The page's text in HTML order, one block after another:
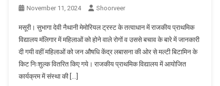
November 11, 2024 Shoorveer
मसूरी। सुभागा देवी नैथानी मेमोरियल ट्रस्ट के तत्वाधान में राजकीय प्राथमिक
विद्यालय मंलिगार में महिलाओं को होने वाले रोगों व उससे बचाव के बारे में जानकारी
दी गयी वहीं महिलाओं को जन औषधि केंद्र लबासना की ओर से मल्टी बिटामिन के
किट निःशुल्क वितरित किए गये। राजकीय प्राथमिक विद्यालय में आयोजित
कार्यक्रम में संस्था की […]